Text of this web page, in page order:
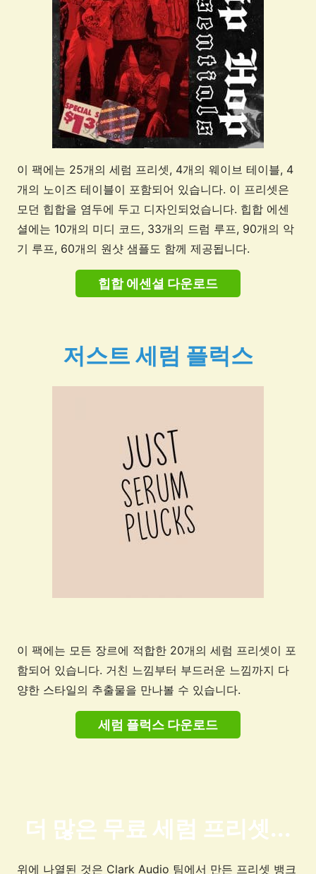
이 팩에는 25개의 세럼 프리셋, 4개의 웨이브 테이블, 4
개의 노이즈 테이블이 포함되어 있습니다. 이 프리셋은
모던 힙합을 염두에 두고 디자인되었습니다. 힙합 에센
셜에는 10개의 미디 코드, 33개의 드럼 루프, 90개의 악
기 루프, 60개의 원샷 샘플도 함께 제공됩니다.
힙합 에센셜 다운로드
저스트 세럼 플럭스
이 팩에는 모든 장르에 적합한 20개의 세럼 프리셋이 포
함되어 있습니다. 거친 느낌부터 부드러운 느낌까지 다
양한 스타일의 추출물을 만나볼 수 있습니다.
세럼 플럭스 다운로드
더 많은 무료 세럼 프리셋...
위에 나열된 것은 Clark Audio 팀에서 만든 프리셋 뱅크